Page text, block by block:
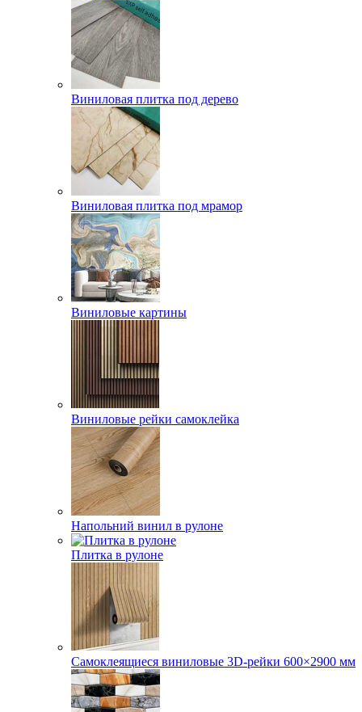
Виниловая плитка под дерево
Виниловая плитка под мрамор
Виниловые картины
Виниловые рейки самоклейка
Напольний винил в рулоне
Плитка в рулоне
Самоклеящиеся виниловые 3D‑рейки 600×2900 мм